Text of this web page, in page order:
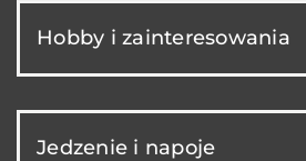
Hobby i zainteresowania
Jedzenie i napoje